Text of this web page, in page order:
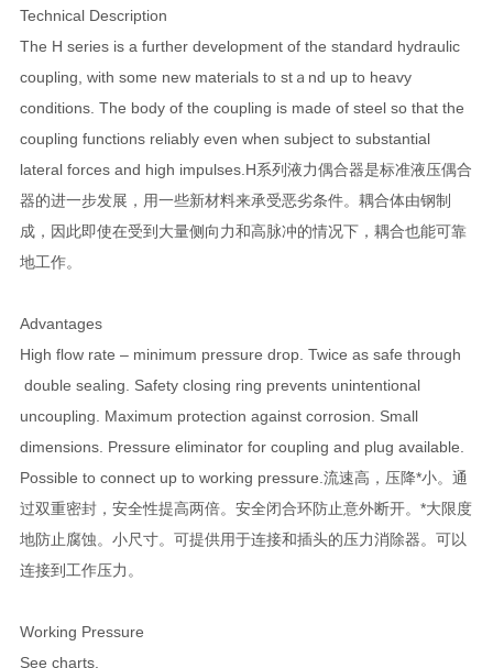
Technical Description
The H series is a further development of the standard hydraulic
coupling, with some new materials to stａnd up to heavy
conditions. The body of the coupling is made of steel so that the
coupling functions reliably even when subject to substantial
lateral forces and high impulses.H系列液力偶合器是标准液压偶合
器的进一步发展，用一些新材料来承受恶劣条件。耦合体由钢制
成，因此即使在受到大量侧向力和高脉冲的情况下，耦合也能可靠
地工作。
Advantages
High flow rate – minimum pressure drop. Twice as safe through
double sealing. Safety closing ring prevents unintentional
uncoupling. Maximum protection against corrosion. Small
dimensions. Pressure eliminator for coupling and plug available.
Possible to connect up to working pressure.流速高，压降*小。通
过双重密封，安全性提高两倍。安全闭合环防止意外断开。*大限度
地防止腐蚀。小尺寸。可提供用于连接和插头的压力消除器。可以
连接到工作压力。
Working Pressure
See charts.